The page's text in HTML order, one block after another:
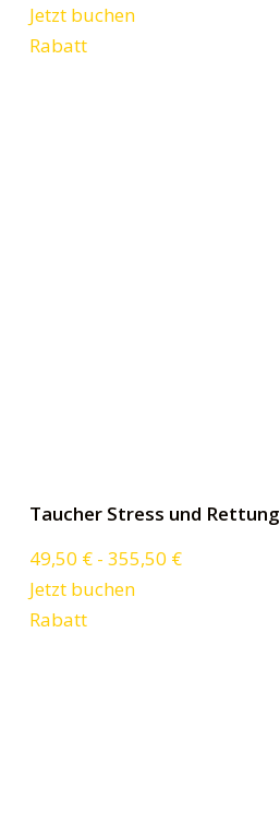
Jetzt buchen
Rabatt
Taucher Stress und Rettung
49,50 €- 355,50 €
Jetzt buchen
Rabatt